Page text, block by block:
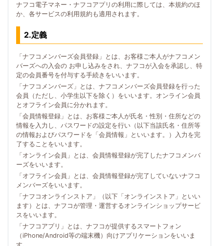
ナフコ電子マネー・ナフコアプリの利用に際しては、本規約のほ
か、各サービスの利用規約も適用されます。
2.定義
「ナフコメンバーズ会員登録」とは、お客様ご本人がナフコメン
バーズへの入会の お申し込みをされ、ナフコが入会を承認し、特
定の会員番号を付与する手続きをいいます。
「ナフコメンバーズ」とは、ナフコメンバーズ会員登録を行った
会員（ただし、小学生以下を除く）をいいます。オンライン会員
とオフライン会員に分かれます。
「会員情報登録」とは、お客様ご本人が氏名・性別・住所などの
情報を入力し、パスワードの設定を行い（以下当該氏名・住所等
の情報およびパスワードを「会員情報」といいます。）入力を完
了することをいいます。
「オンライン会員」とは、会員情報登録が完了したナフコメンバ
ーズをいいます。
「オフライン会員」とは、会員情報登録が完了していないナフコ
メンバーズをいいます。
「ナフコオンラインストア」（以下「オンラインストア」といい
ます）とは、ナフコが管理・運営するオンラインショップサービ
スをいいます。
「ナフコアプリ」とは、ナフコが提供するスマートフォン
（iPhone/Android等の端末機）向けアプリケーションをいいま